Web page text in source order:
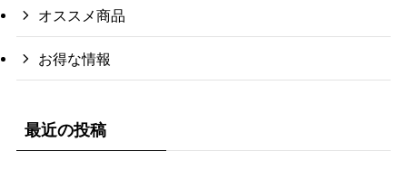
オススメ商品
お得な情報
最近の投稿